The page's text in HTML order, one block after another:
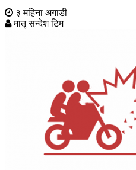
३ महिना अगाडी
मातृ सन्देश टिम